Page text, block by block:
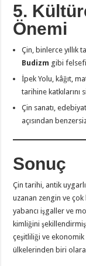
5.
Önemi
Çin, binlerce yıllık
Budizm gibi
İpek Yolu, kâğıt,
tarihine katkılarını
Çin sanatı,
açısından
Sonuç
Çin tarihi, antik
uzanan zengin ve çok
yabancı işgaller ve
kimliğini
çeşitliliği ve ekonomik
ülkelerinden biri